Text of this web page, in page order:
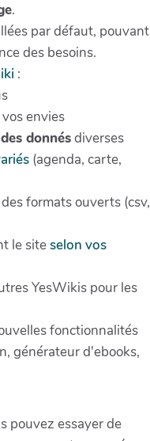
.
par défaut, pouvant
des besoins.
:
envies
donnésdiverses
(agenda, carte,
formats ouverts (csv,
le siteselon vos
YesWikis pour les
fonctionnalités
générateur d'ebooks,
pouvez essayer de